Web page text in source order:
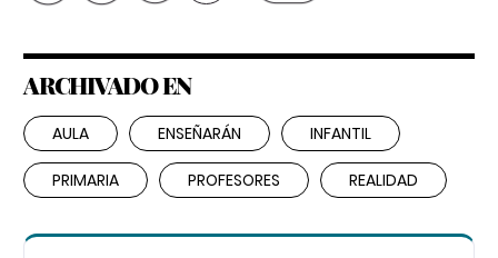
ARCHIVADO EN
AULA ENSEÑARÁN INFANTIL
PRIMARIA PROFESORES REALIDAD